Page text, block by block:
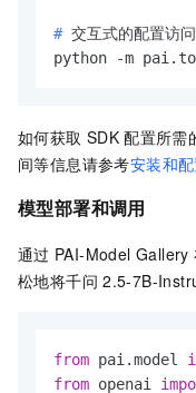
# 交互式的配置访
python -m
如何获取 SDK 配置所需
间等信息请参考安装和
模型部署和调用
通过 PAI-Model Gallery
松地将千问 2.5-7B-
from pai.model
from openai